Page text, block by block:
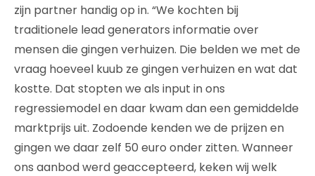
zijn partner handig op in. “We kochten bij
traditionele lead generators informatie over
mensen die gingen verhuizen. Die belden we met de
vraag hoeveel kuub ze gingen verhuizen en wat dat
kostte. Dat stopten we als input in ons
regressiemodel en daar kwam dan een gemiddelde
marktprijs uit. Zodoende kenden we de prijzen en
gingen we daar zelf 50 euro onder zitten. Wanneer
ons aanbod werd geaccepteerd, keken wij welk